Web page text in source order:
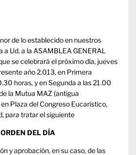
de lo establecido en nuestros
Ud. a la ASAMBLEA GENERAL
se celebrará el próximo día, jueves
año 2.013, en Primera
horas, y en Segunda a las 21.00
la Mutua MAZ (antigua
Plaza del Congreso Eucarístico,
para tratar el siguiente
ORDEN DEL DÍA
y aprobación, en su caso, de las